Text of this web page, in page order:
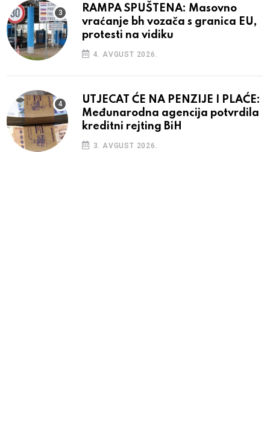
RAMPA SPUŠTENA: Masovno
vraćanje bh vozača s granica EU,
protesti na vidiku
4. AVGUST 2026.
UTJECAT ĆE NA PENZIJE I PLAĆE:
Međunarodna agencija potvrdila
kreditni rejting BiH
3. AVGUST 2026.